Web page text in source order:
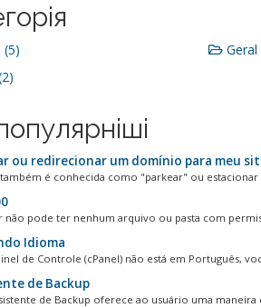
Geral
ou redirecionar um domínio para meu
também é conhecida como "parkear" ou
não pode ter nenhum arquivo ou pasta com
Idioma
de Controle (cPanel) não está em Português,
de Backup
de Backup oferece ao usuário uma maneira